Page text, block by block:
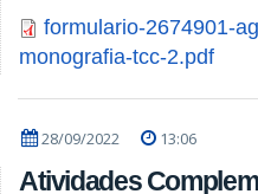
formulario-2674901-
monografia-tcc-2.pdf
28/09/2022 13:06
Atividades